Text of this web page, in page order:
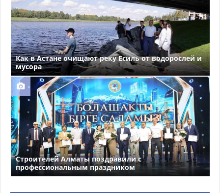
Как в Астане очищают реку Есиль от водорослей и
мусора
Строителей Алматы поздравили с
профессиональным праздником